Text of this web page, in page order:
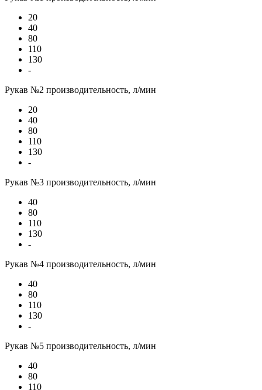
20
40
80
110
130
-
Рукав №2 производительность, л/мин
20
40
80
110
130
-
Рукав №3 производительность, л/мин
40
80
110
130
-
Рукав №4 производительность, л/мин
40
80
110
130
-
Рукав №5 производительность, л/мин
40
80
110